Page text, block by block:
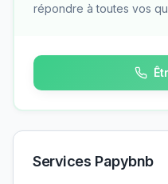
répondre à toutes vos
Services Papybnb